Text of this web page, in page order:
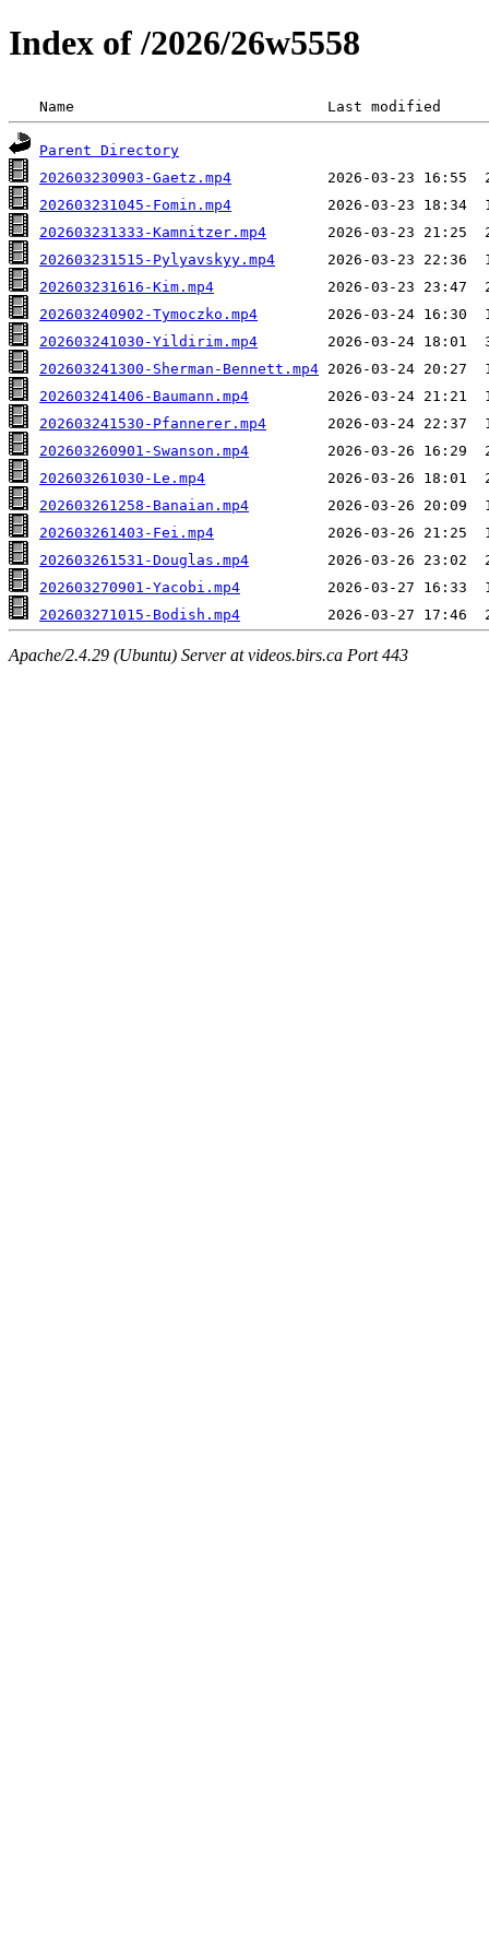
Index of /2026/26w5558
Name                             Last modified
Parent Directory
202603230903-Gaetz.mp4
202603231045-Fomin.mp4
202603231333-Kamnitzer.mp4
202603231515-Pylyavskyy.mp4
202603231616-Kim.mp4
202603240902-Tymoczko.mp4
202603241030-Yildirim.mp4
202603241300-Sherman-Bennett.mp4
202603241406-Baumann.mp4
202603241530-Pfannerer.mp4
202603260901-Swanson.mp4
202603261030-Le.mp4
202603261258-Banaian.mp4
202603261403-Fei.mp4
202603261531-Douglas.mp4
202603270901-Yacobi.mp4
202603271015-Bodish.mp4
Apache/2.4.29 (Ubuntu) Server at videos.birs.ca Port 443